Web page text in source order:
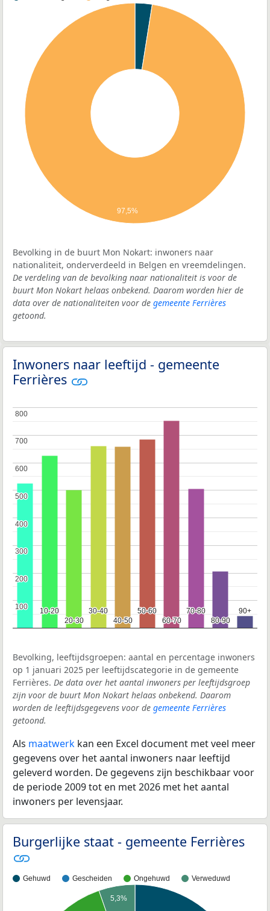
97,5%
Bevolking in de buurt Mon Nokart: inwoners naar
nationaliteit, onderverdeeld in Belgen en vreemdelingen.
De verdeling van de bevolking naar nationaliteit is voor de
buurt Mon Nokart helaas onbekend. Daarom worden hier de
data over de nationaliteiten voor de gemeente Ferrières
getoond.
Inwoners naar leeftijd - gemeente
Ferrières
10-20
10-20
20-30
20-30
30-40
30-40
40-50
40-50
50-60
50-60
60-70
60-70
70-80
70-80
80-90
80-90
90+
90+
100
100
200
200
300
300
400
400
500
500
600
600
700
700
800
800
Bevolking, leeftijdsgroepen: aantal en percentage inwoners
op 1 januari 2025 per leeftijdscategorie in de gemeente
Ferrières. De data over het aantal inwoners per leeftijdsgroep
zijn voor de buurt Mon Nokart helaas onbekend. Daarom
worden de leeftijdsgegevens voor de gemeente Ferrières
getoond.
Als maatwerk kan een Excel document met veel meer
gegevens over het aantal inwoners naar leeftijd
geleverd worden. De gegevens zijn beschikbaar voor
de periode 2009 tot en met 2026 met het aantal
inwoners per levensjaar.
Burgerlijke staat - gemeente Ferrières
Gehuwd Gescheiden Ongehuwd Verweduwd
5,3%